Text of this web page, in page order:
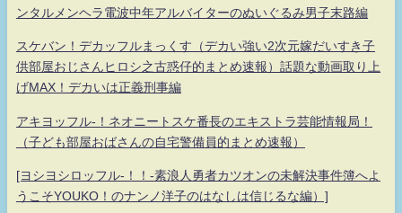
ンタルメンヘラ電波中年アルバイターのぬいぐるみ男子末路編
スケバン！デカッフルまっくす（デカい強い2次元嫁だいすき子
供部屋おじさんヒロシ之古惑仔的まとめ速報）話題な動画取り上
げMAX！デカいは正義刑事編
アキヨッフル-！ネオニートスケ番長のエキストラ芸能情報局！
（子ども部屋おばさんの自宅警備員的まとめ速報）
[ヨシヨシロッフル-！！-素浪人勇者カツオンの未解決事件簿へよ
うこそYOUKO！のナンノ洋子のはなしは信じるな編）]